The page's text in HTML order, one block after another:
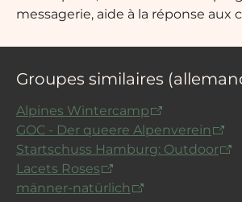
messagerie, aide à la réponse aux
Groupes similaires
Alpines Wintercamp
GOC - Der queere Alpenverein
Startschuss Hamburg: Outdoor
Lacets Roses
männer-natürlich